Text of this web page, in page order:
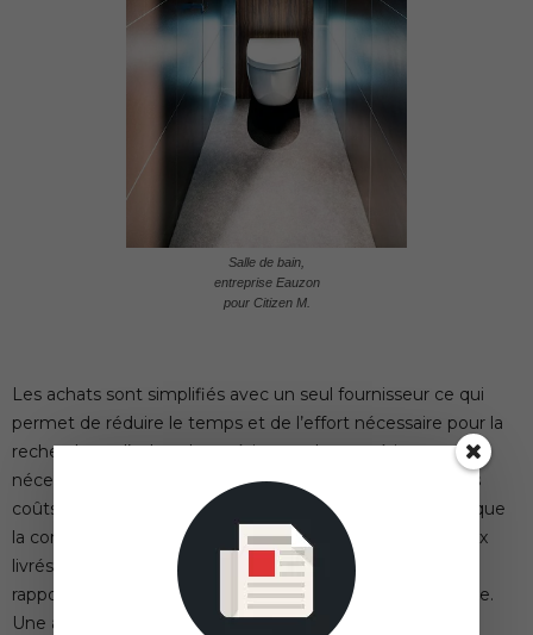
Salle de bain,
entreprise Eauzon
pour Citizen M.
Les achats sont simplifiés avec un seul fournisseur ce qui
permet de réduire le temps et de l’effort nécessaire pour la
recherche et l’achat des métiers et des matériaux
nécessaires. Ce contrôle centralisé permet de réduire les
coûts. La fabrication à l’usine génère moins de déchets que
la construction traditionnelle. En effet, 10% des matériaux
livrés sur site sont jetés sous la forme des déchets par
rapport à un taux de chute qui varie entre 1 et 3% à l’usine.
Une analyse récente du cycle de vie a démontré que les